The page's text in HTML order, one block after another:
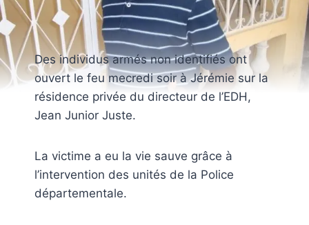
Des individus armés non identifiés ont
ouvert le feu mecredi soir à Jérémie sur la
résidence privée du directeur de l’EDH,
Jean Junior Juste.
La victime a eu la vie sauve grâce à
l’intervention des unités de la Police
départementale.